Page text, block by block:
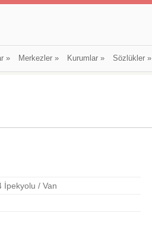
» Merkezler» Kurumlar» Sözlükler»
İpekyolu / Van